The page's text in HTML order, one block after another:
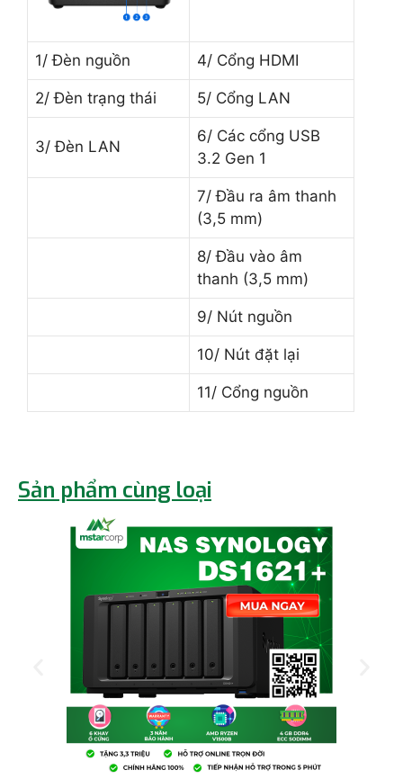
1/ Đèn nguồn 4/ Cổng HDMI
2/ Đèn trạng thái 5/ Cổng LAN
3/ Đèn LAN
6/ Các cổng USB
3.2 Gen 1
7/ Đầu ra âm thanh
(3,5 mm)
8/ Đầu vào âm
thanh (3,5 mm)
9/ Nút nguồn
10/ Nút đặt lại
11/ Cổng nguồn
Sản phẩm cùng loại